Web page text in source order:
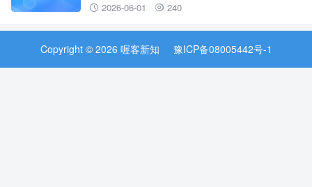
 2026-06-01  240
Copyright © 2026 喔客新知 豫ICP备08005442号-1